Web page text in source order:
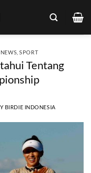
NEWS ,SPORT
Tentang
BIRDIE INDONESIA